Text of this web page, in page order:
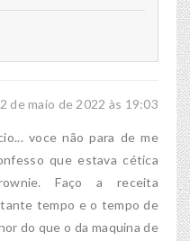
2 de maio de 2022 às 19:03
voce não para de me
que estava cética
Faço a receita
tempo e o tempo de
do que o da maquina de